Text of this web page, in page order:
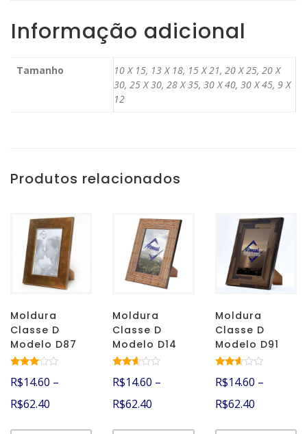
Informação adicional
Tamanho
10 X 15, 13 X 18, 15 X 21, 20 X 25, 20 X
30, 25 X 30, 28 X 35, 30 X 40, 30 X 45, 9 X
12
Produtos relacionados
Moldura
Classe D
Modelo D87
ção
de 5
R$14.60 –
R$62.40
Moldura
Classe D
Modelo D14
ção
de 5
R$14.60 –
R$62.40
Moldura
Classe D
Modelo D91
ção
de 5
R$14.60 –
R$62.40